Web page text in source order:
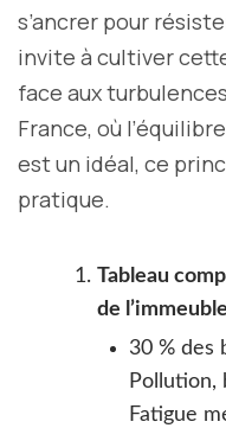
s’ancrer pour
invite à cultiver
face aux
France, où
est un idéal, ce
pratique.
Tableau
de
30 % des
Pollution,
Fatigue